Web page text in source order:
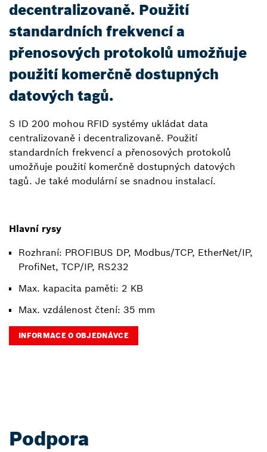
decentralizovaně. Použití
standardních frekvencí a
přenosových protokolů umožňuje
použití komerčně dostupných
datových tagů.
S ID 200 mohou RFID systémy ukládat data
centralizovaně i decentralizovaně. Použití
standardních frekvencí a přenosových protokolů
umožňuje použití komerčně dostupných datových
tagů. Je také modulární se snadnou instalací.
Hlavní rysy
Rozhraní: PROFIBUS DP, Modbus/TCP, EtherNet/IP,
ProfiNet, TCP/IP, RS232
Max. kapacita paměti: 2 KB
Max. vzdálenost čtení: 35 mm
INFORMACE O OBJEDNÁVCE
Podpora